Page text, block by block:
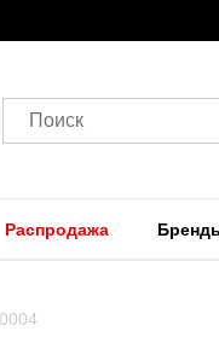
Поиск
Распродажа